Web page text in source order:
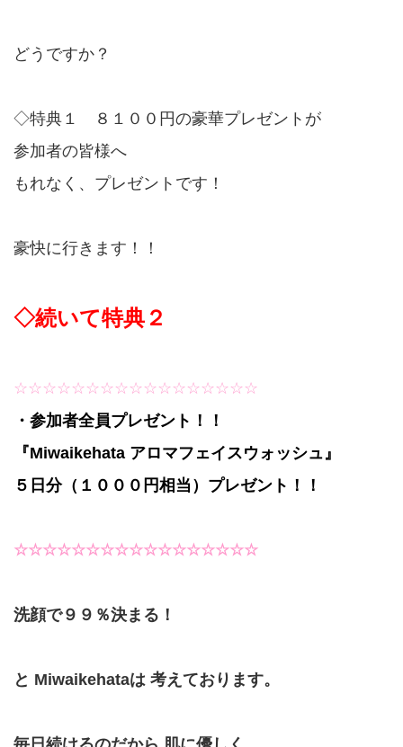
どうですか？
◇特典１ ８１００円の豪華プレゼントが
参加者の皆様へ
もれなく、プレゼントです！
豪快に行きます！！
◇続いて特典２
☆☆☆☆☆☆☆☆☆☆☆☆☆☆☆☆☆
・参加者全員プレゼント！！
『Miwaikehata アロマフェイスウォッシュ』
５日分（１０００円相当）プレゼント！！
☆☆☆☆☆☆☆☆☆☆☆☆☆☆☆☆☆
洗顔で９９％決まる！
と Miwaikehataは 考えております。